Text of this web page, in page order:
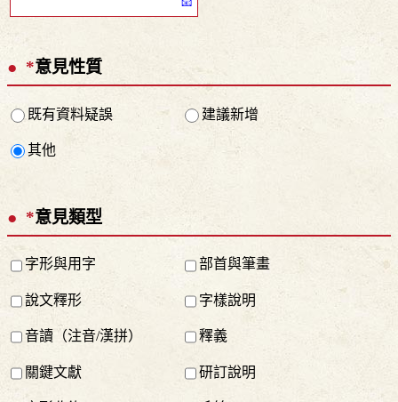
*意見性質
既有資料疑誤 建議新增
其他
*意見類型
字形與用字 部首與筆畫
說文釋形 字樣說明
音讀（注音/漢拼） 釋義
關鍵文獻 研訂說明